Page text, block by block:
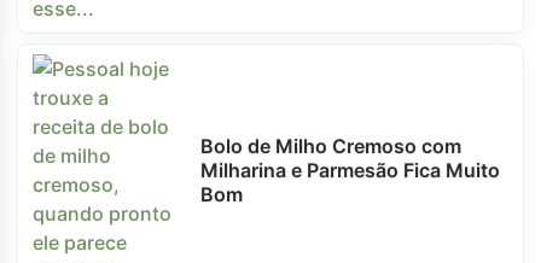
Bolo de Milho Cremoso com
Milharina e Parmesão Fica Muito
Bom